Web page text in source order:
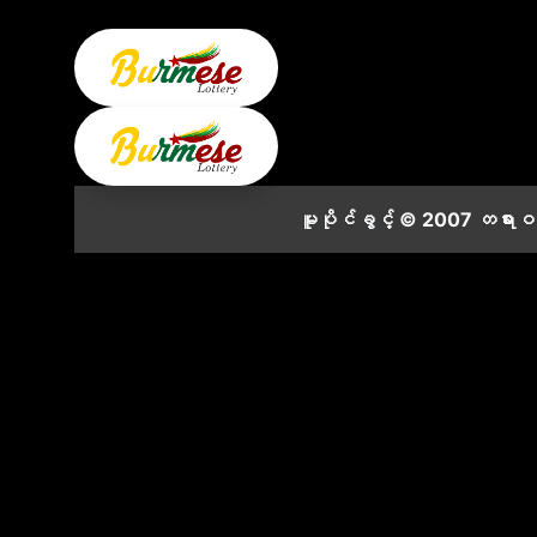
မူပိုင်ခွင့် © 2007 တရား